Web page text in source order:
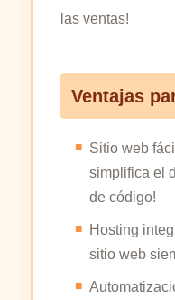
las ventas!
Ventajas
Sitio web
simplifica el
de código!
Hosting
sitio web